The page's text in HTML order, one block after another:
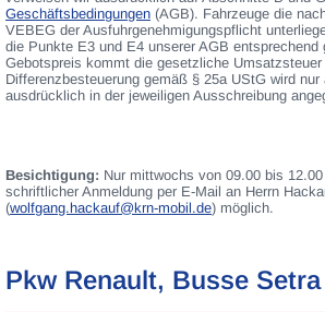
Geschäftsbedingungen (AGB). Fahrzeuge die
VEBEG der Ausfuhrgenehmigungspflicht
die Punkte E3 und E4 unserer AGB entsprechend
Gebotspreis kommt die gesetzliche
Differenzbesteuerung gemäß § 25a UStG wird nur
ausdrücklich in der jeweiligen Ausschreibung
Besichtigung: Nur mittwochs von 09.00 bis
schriftlicher Anmeldung per E-Mail an Herrn
(wolfgang.hackauf@krn-mobil.de) möglich.
Pkw Renault, Busse